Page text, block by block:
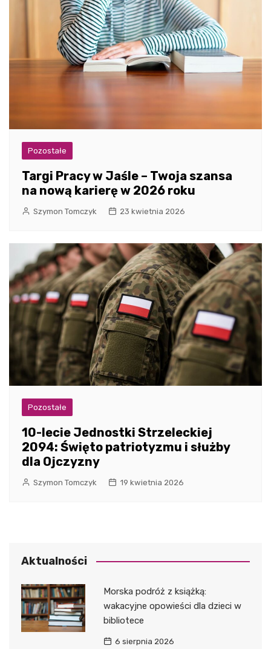
Pozostałe
Targi Pracy w Jaśle – Twoja szansa
na nową karierę w 2026 roku
Szymon Tomczyk 23 kwietnia 2026
Pozostałe
10-lecie Jednostki Strzeleckiej
2094: Święto patriotyzmu i służby
dla Ojczyzny
Szymon Tomczyk 19 kwietnia 2026
Aktualności
Morska podróż z książką:
wakacyjne opowieści dla dzieci w
bibliotece
6 sierpnia 2026